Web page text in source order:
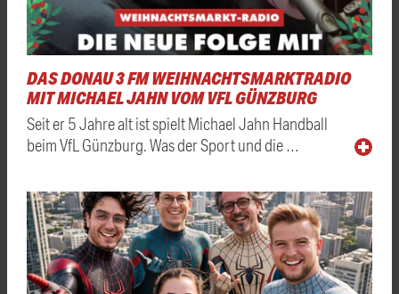
DAS DONAU 3 FM WEIHNACHTSMARKTRADIO
MIT MICHAEL JAHN VOM VFL GÜNZBURG
Seit er 5 Jahre alt ist spielt Michael Jahn Handball
beim VfL Günzburg. Was der Sport und die …